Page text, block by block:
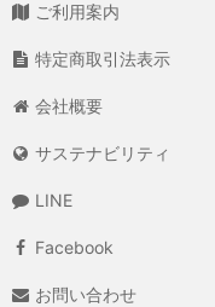
ご利用案内
特定商取引法表示
会社概要
サステナビリティ
LINE
Facebook
お問い合わせ